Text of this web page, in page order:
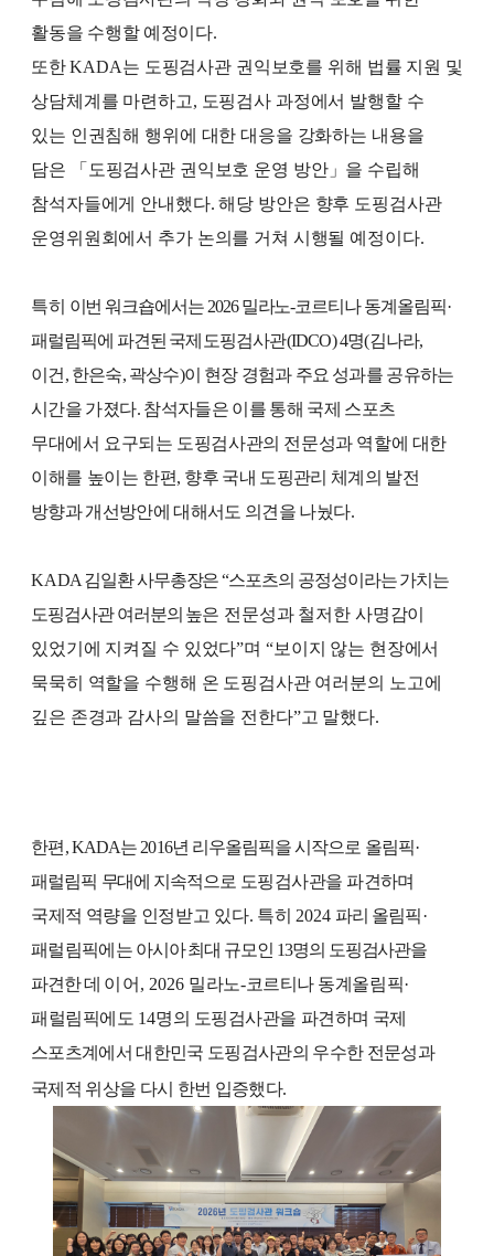
활동을 수행할 예정이다.
또한KADA는 도핑검사관 권익보호를 위해 법률 지원 및
상담체계를 마련하고, 도핑검사 과정에서 발행할 수
있는 인권침해 행위에 대한 대응을 강화하는 내용을
담은
「 도핑검사관 권익보호 운영 방안」 을 수립해
참석자들에게 안내했다.해당 방안은 향후 도핑검사관
운영위원회에서 추가 논의를 거쳐 시행될 예정이다.
특히 이번 워크숍에서는 2026밀라노-코르티나 동계올림픽·
패럴림픽에 파견된 국제도핑검사관(IDCO) 4명(김나라,
이건 , 한은숙, 곽상수)이 현장 경험과 주요 성과를 공유하는
시간을 가졌다. 참석자들은 이를 통해 국제 스포츠
무대에서 요구되는 도핑검사관의 전문성과 역할에 대한
이해를 높이는 한편, 향후 국내 도핑관리 체계의 발전
방향과 개선방안에 대해서도 의견을 나눴다.
KADA 김일환 사무총장은“스포츠의 공정성이라는 가치는
도핑검사관 여러분의 높은 전문성과 철저한 사명감이
있었기에 지켜질 수 있었다”며 “보이지 않는 현장에서
묵묵히 역할을 수행해 온 도핑검사관 여러분의 노고에
깊은 존경과 감사의 말씀을 전한다”고 말했다.
한편 , KADA는 2016년 리우올림픽을 시작으로 올림픽·
패럴림픽 무대에 지속적으 로 도핑검사관을 파견하며
국제적 역량을 인정받고 있다. 특히 2024 파리 올림픽·
패럴림픽에 는 아시아 최대 규모인 13명의 도핑검사관을
파견한 데 이어 , 2026 밀라노-코르티나 동계올림픽·
패럴림픽에도 14명의 도핑검사관을 파견하며 국제
스포츠계에서 대한민국 도핑검사관의 우수한 전문성과
국제적 위상을 다시 한번 입증했다.